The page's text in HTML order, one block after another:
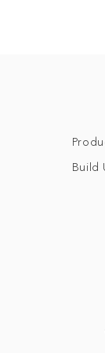
Build